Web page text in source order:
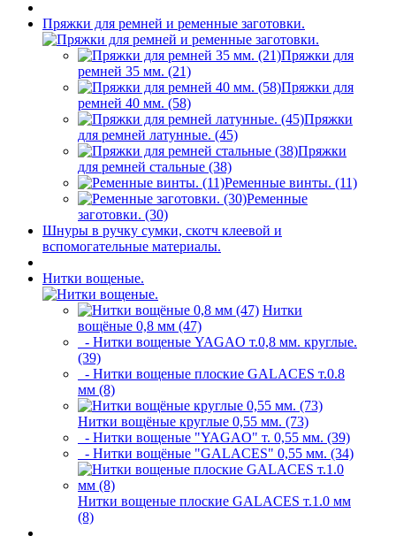
Пряжки для ремней и ременные заготовки.
Пряжки для
ремней 35 мм. (21)
Пряжки для
ремней 40 мм. (58)
Пряжки
для ремней латунные. (45)
Пряжки
для ремней стальные (38)
Ременные винты. (11)
Ременные
заготовки. (30)
Шнуры в ручку сумки, скотч клеевой и
вспомогательные материалы.
Нитки вощеные.
Нитки
вощёные 0,8 мм (47)
- Нитки вощеные YAGAO т.0,8 мм. круглые.
(39)
- Нитки вощеные плоские GALACES т.0.8
мм (8)
Нитки вощёные круглые 0,55 мм. (73)
- Нитки вощеные "YAGAO" т. 0,55 мм. (39)
- Нитки вощёные "GALACES" 0,55 мм. (34)
Нитки вощеные плоские GALACES т.1.0 мм
(8)